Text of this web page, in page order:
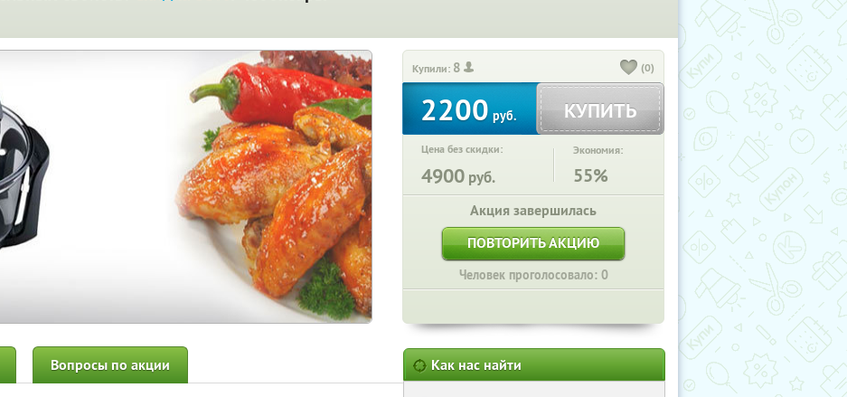
Купили: 8 (0)
2200руб. КУПИТЬ
Цена без скидки:
4900 руб.
Экономия:
55%
Акция завершилась
ПОВТОРИТЬ АКЦИЮ
Человек проголосовало: 0
Вопросы по акции Как нас найти